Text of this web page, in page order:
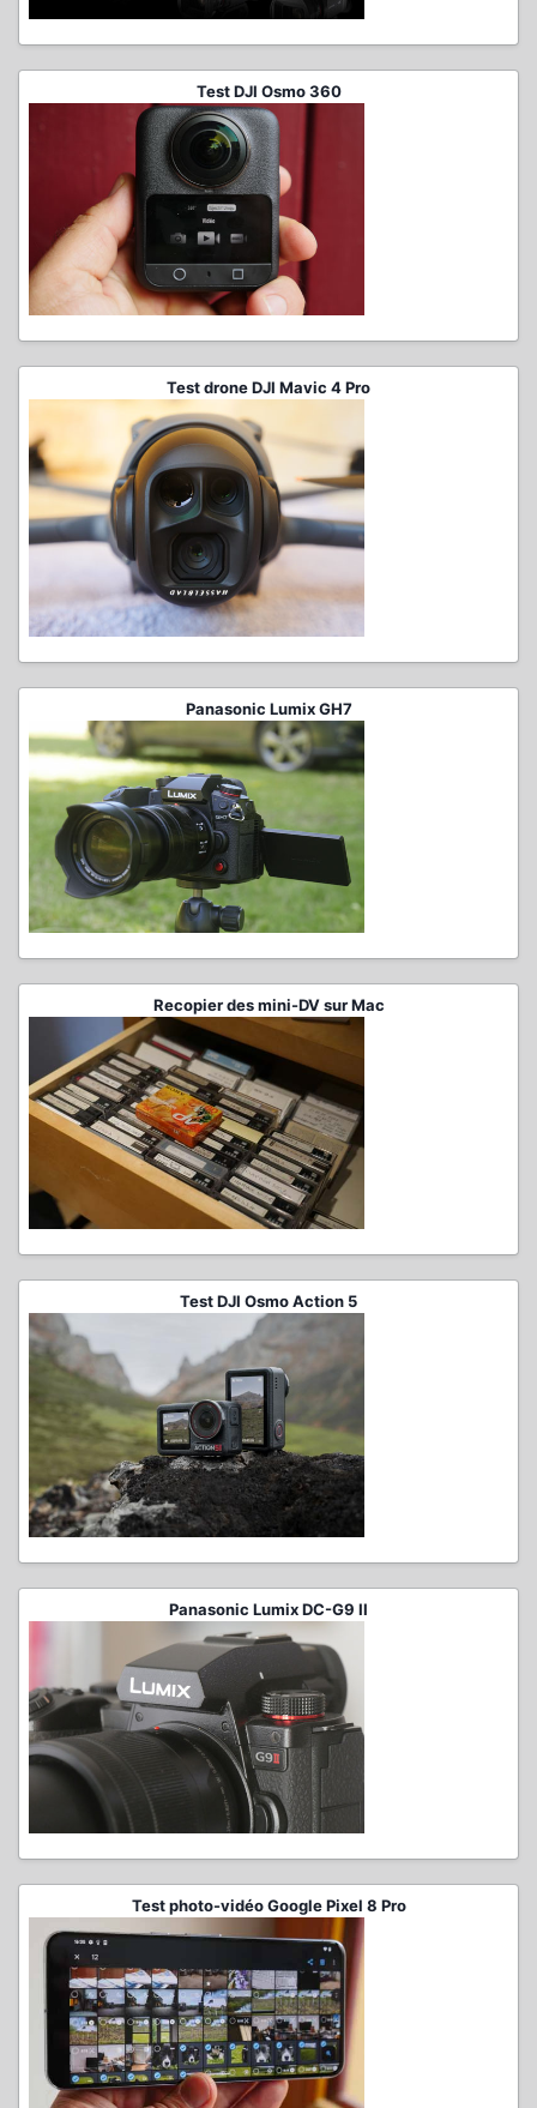
Test DJI Osmo 360
Test drone DJI Mavic 4 Pro
Panasonic Lumix GH7
Recopier des mini-DV sur Mac
Test DJI Osmo Action 5
Panasonic Lumix DC-G9 II
Test photo-vidéo Google Pixel 8 Pro